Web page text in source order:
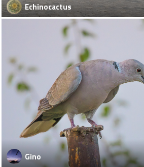
Echinocactus
Gino